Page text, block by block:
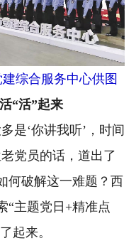
综合服务中心供图
“活”起来
‘你讲我听’，时间
党员的话，道出了
何破解这一难题？西
“主题党日+精准点
起来。